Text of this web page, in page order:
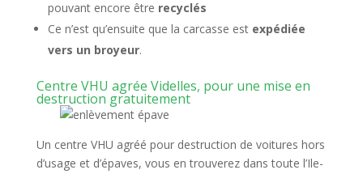
pouvant encore être recyclés
Ce n’est qu’ensuite que la carcasse est expédiée
vers un broyeur.
Centre VHU agrée Videlles, pour une mise en
destruction gratuitement
Un centre VHU agréé pour destruction de voitures hors
d’usage et d’épaves, vous en trouverez dans toute l’Ile-